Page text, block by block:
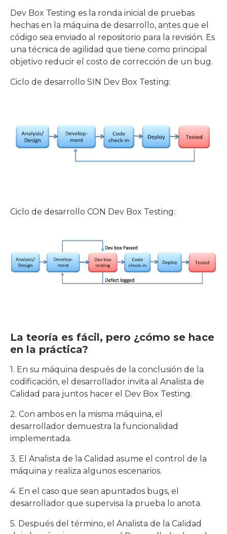
Dev Box Testing es la ronda inicial de pruebas
hechas en la máquina de desarrollo, antes que el
código sea enviado al repositorio para la revisión. Es
una técnica de agilidad que tiene como principal
objetivo reducir el costo de corrección de un bug.
Ciclo de desarrollo SIN Dev Box Testing:
Ciclo de desarrollo CON Dev Box Testing:
La teoría es fácil, pero ¿cómo se hace
en la práctica?
1. En su máquina después de la conclusión de la
codificación, el desarrollador invita al Analista de
Calidad para juntos hacer el Dev Box Testing.
2. Con ambos en la misma máquina, el
desarrollador demuestra la funcionalidad
implementada.
3. El Analista de la Calidad asume el control de la
máquina y realiza algunos escenarios.
4. En el caso que sean apuntados bugs, el
desarrollador que supervisa la prueba lo anota.
5. Después del término, el Analista de la Calidad